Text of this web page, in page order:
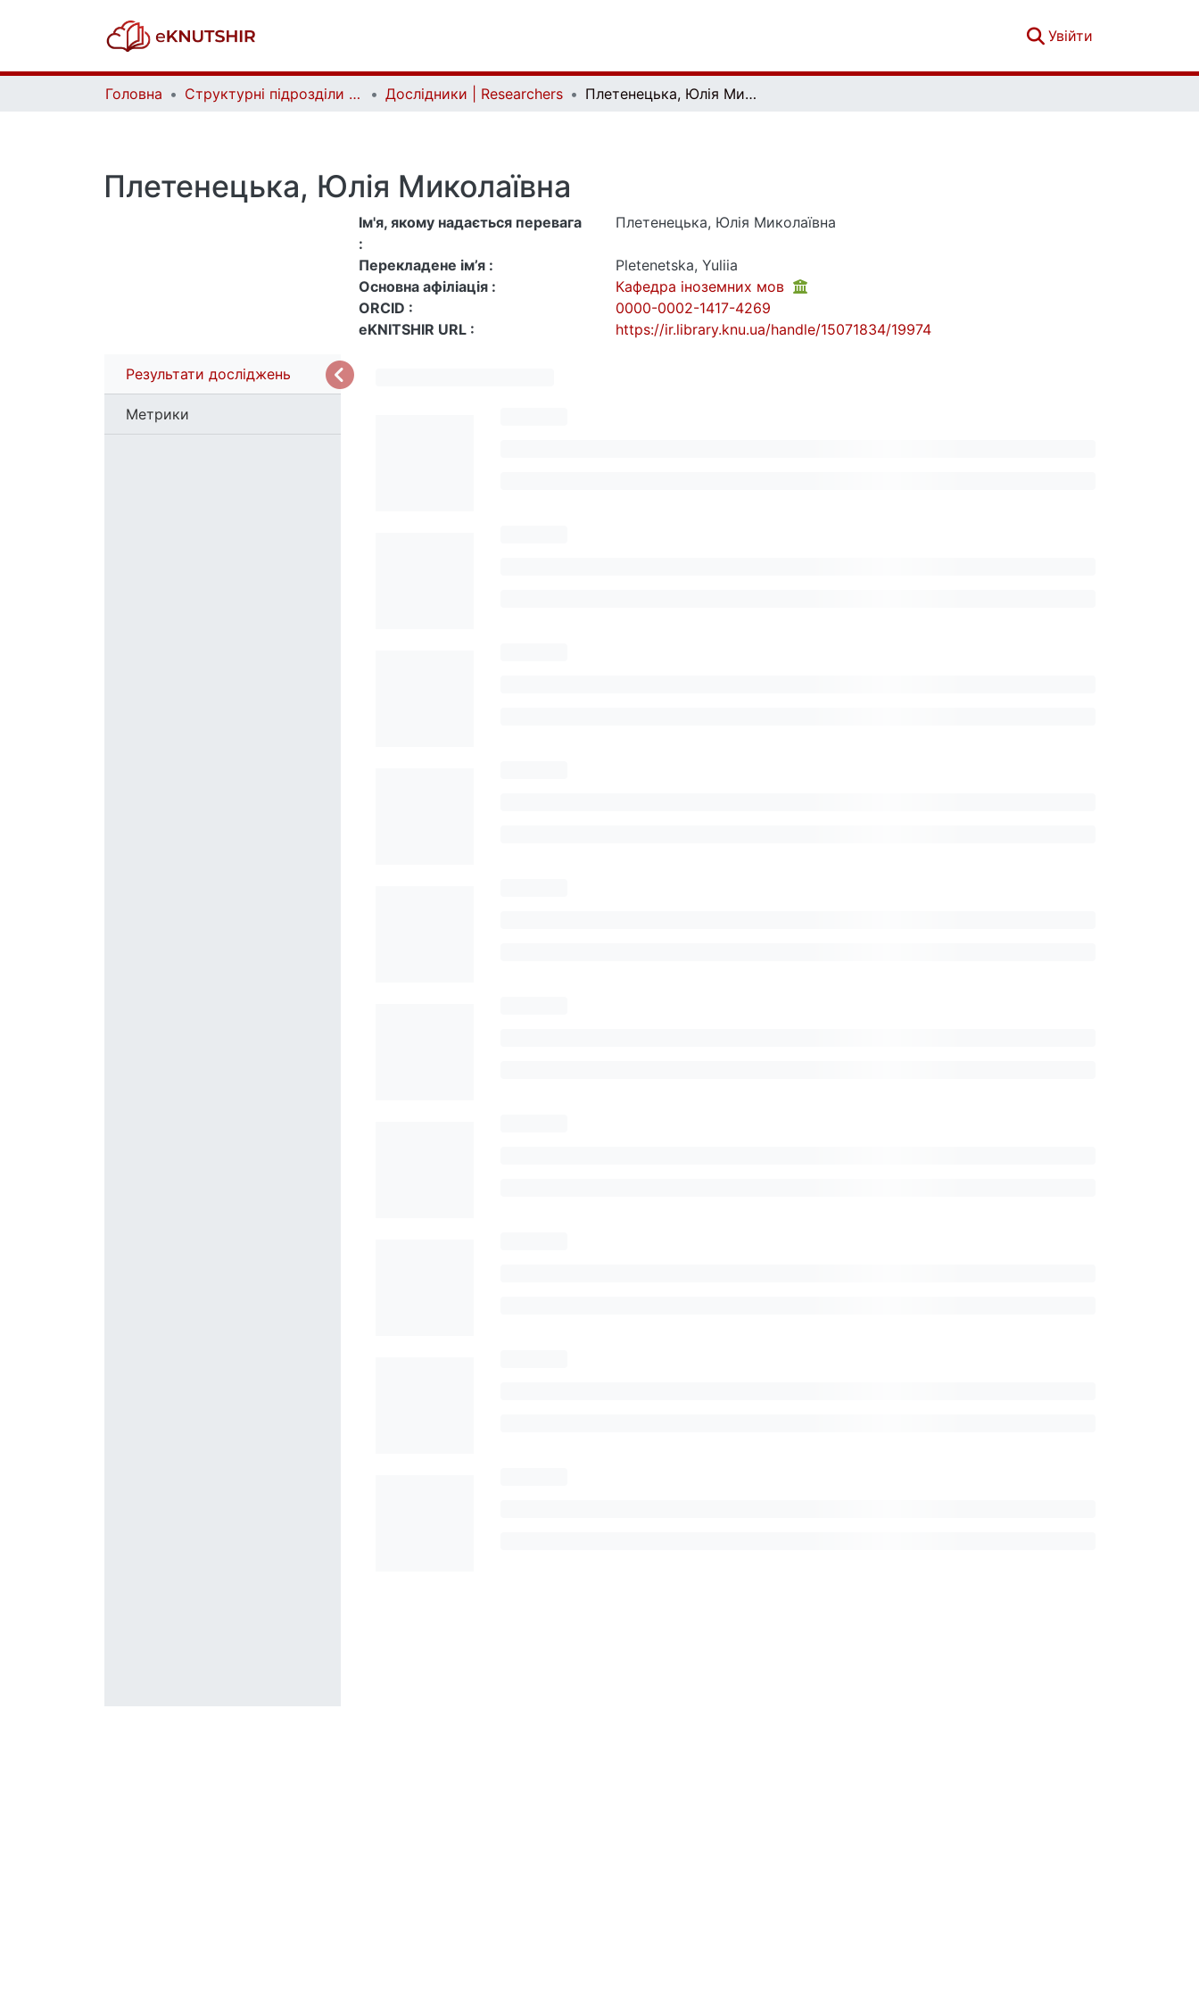
Увійти
Головна Структурні підрозділи Київського національного університету імені Тараса Шевченка та Організації | Faculties, Institutes and Departments of Taras Shevchenko National University of Kyiv and Organizations Дослідники | Researchers Плетенецька, Юлія Миколаївна
Плетенецька, Юлія Миколаївна
Ім'я, якому надається перевага
:
Плетенецька, Юлія Миколаївна
Перекладене ім’я :
Pletenetska, Yuliia
Основна афіліація :
Кафедра іноземних мов
ORCID :
0000-0002-1417-4269
eKNITSHIR URL :
https://ir.library.knu.ua/handle/15071834/19974
Результати досліджень
Метрики